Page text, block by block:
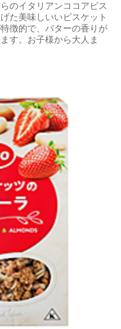
のイタリアンココアビス
た美味しいいビスケット
徴的で、バターの香りが
す。お子様から大人ま